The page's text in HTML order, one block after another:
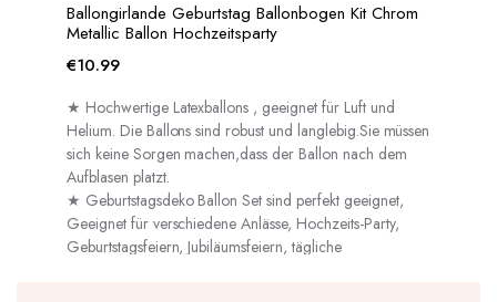
Ballongirlande Geburtstag Ballonbogen Kit Chrom
Metallic Ballon Hochzeitsparty
€10.99
★ Hochwertige Latexballons , geeignet für Luft und
Helium. Die Ballons sind robust und langlebig.Sie müssen
sich keine Sorgen machen,dass der Ballon nach dem
Aufblasen platzt.
★ Geburtstagsdeko Ballon Set sind perfekt geeignet,
Geeignet für verschiedene Anlässe, Hochzeits-Party,
Geburtstagsfeiern, Jubiläumsfeiern, tägliche